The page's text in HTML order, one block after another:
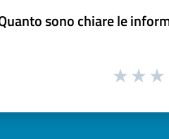
sono chiare le